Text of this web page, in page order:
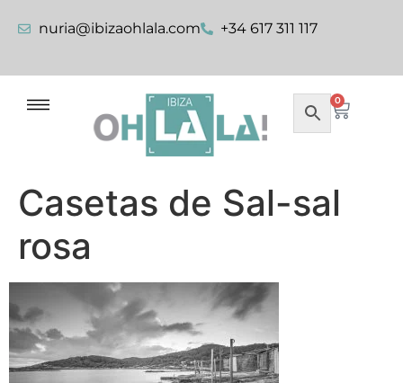
nuria@ibizaohlala.com +34 617 311 117
0
Casetas de Sal-sal
rosa